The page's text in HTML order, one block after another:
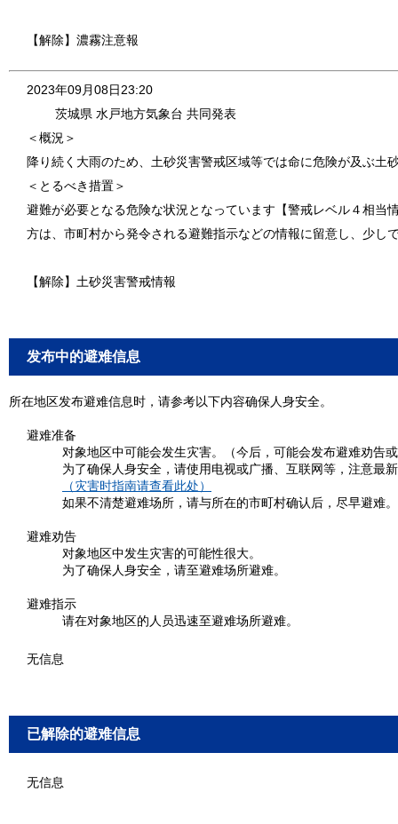
【解除】濃霧注意報
2023年09月08日23:20
茨城県 水戸地方気象台 共同発表
＜概況＞
降り続く大雨のため、土砂災害警戒区域等では命に危険が及ぶ土
＜とるべき措置＞
避難が必要となる危険な状況となっています【警戒レベル４相
方は、市町村から発令される避難指示などの情報に留意し、少し
【解除】土砂災害警戒情報
发布中的避难信息
所在地区发布避难信息时，请参考以下内容确保人身安全。
避难准备
对象地区中可能会发生灾害。（今后，可能会发布避难劝告
为了确保人身安全，请使用电视或广播、互联网等，注意最
（灾害时指南请查看此处）
如果不清楚避难场所，请与所在的市町村确认后，尽早避难。
避难劝告
对象地区中发生灾害的可能性很大。
为了确保人身安全，请至避难场所避难。
避难指示
请在对象地区的人员迅速至避难场所避难。
无信息
已解除的避难信息
无信息